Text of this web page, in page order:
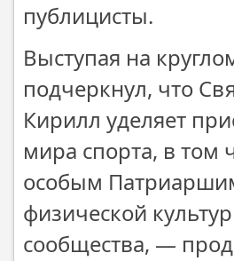
публицисты.
Выступая на
подчеркнул, что
Кирилл уделяет
мира спорта, в том
особым
физической
сообщества, —